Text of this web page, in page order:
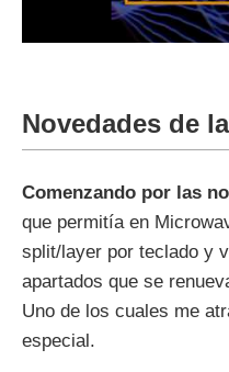
Novedades de
Comenzando por las
que permitía en
split/layer por teclado y
apartados que se
Uno de los cuales me
especial.